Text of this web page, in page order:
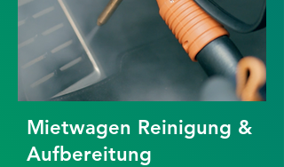
Mietwagen Reinigung &
Aufbereitung